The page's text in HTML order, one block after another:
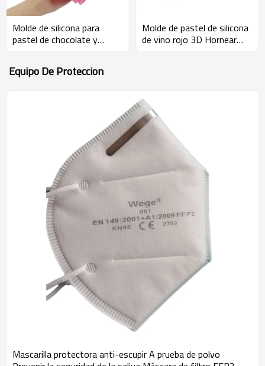
Molde de silicona para
pastel de chocolate y
decorativo
Molde de pastel de silicona
de vino rojo 3D Hornear
Equipo De Proteccion
Mascarilla protectora anti-escupir A prueba de polvo